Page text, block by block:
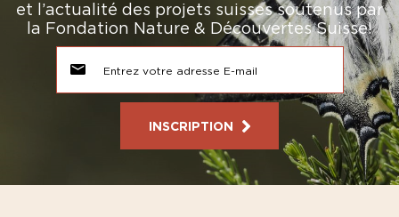
et l’actualité des projets suisses soutenus par
la Fondation Nature & Découvertes Suisse!
INSCRIPTION